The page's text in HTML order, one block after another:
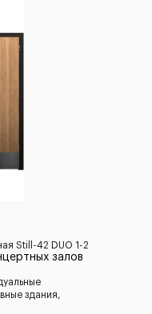
Still-42 DUO 1-2
залов
здания,